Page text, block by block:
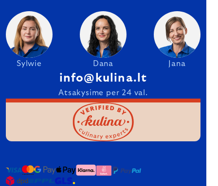
Sylwie Dana Jana
info@kulina.lt
Atsakysime per 24 val.